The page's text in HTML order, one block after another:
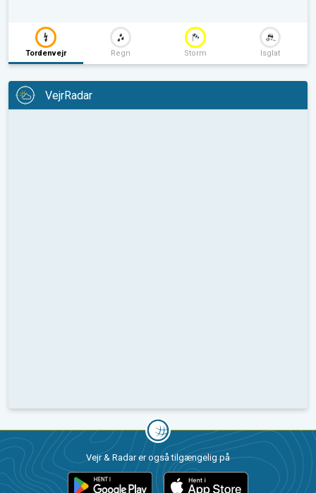
Tordenvejr Regn Storm Isglat
VejrRadar
Vejr & Radar er også tilgængelig på